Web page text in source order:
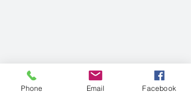
Phone Email Facebook